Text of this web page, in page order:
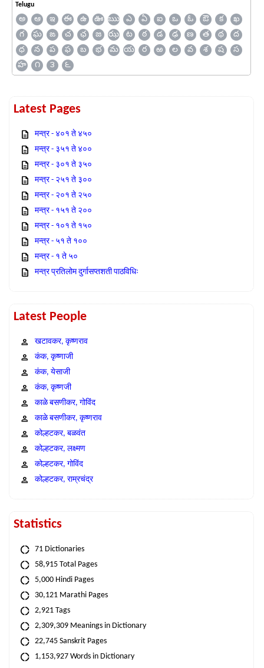
Telugu
అ ఆ ఇ ఈ ఉ ఊ ఋ ఎ ఏ ఐ ఒ ఓ ఔ క
ఖ
గ
ఘ ఙ చ ఛ జ ఝ ట ఠ డ ఢ ణ త థ
ద
ధ
న ప ఫ బ భ మ య ర ఱ ల వ శ ష
స
హ
౧ ౩ ౬
Latest Pages
मन्त्र - ४०१ ते ४५०
मन्त्र - ३५१ ते ४००
मन्त्र - ३०१ ते ३५०
मन्त्र - २५१ ते ३००
मन्त्र - २०१ ते २५०
मन्त्र - १५१ ते २००
मन्त्र - १०१ ते १५०
मन्त्र - ५१ ते १००
मन्त्र - १ ते ५०
मन्त्र प्रतिलोम दुर्गासप्तशती पाठविधिः
Latest People
खटावकर, कृष्णराव
कंक, कृष्णाजी
कंक, येसाजी
कंक, कृष्णजी
काळे बसणीकर, गोविंद
काळे बसणीकर, कृष्णराव
कोल्हटकर, बळवंत
कोल्हटकर, लक्ष्मण
कोल्हटकर, गोविंद
कोल्हटकर, राम्रचंद्र
Statistics
71 Dictionaries
58,915 Total Pages
5,000 Hindi Pages
30,121 Marathi Pages
2,921 Tags
2,309,309 Meanings in Dictionary
22,745 Sanskrit Pages
1,153,927 Words in Dictionary